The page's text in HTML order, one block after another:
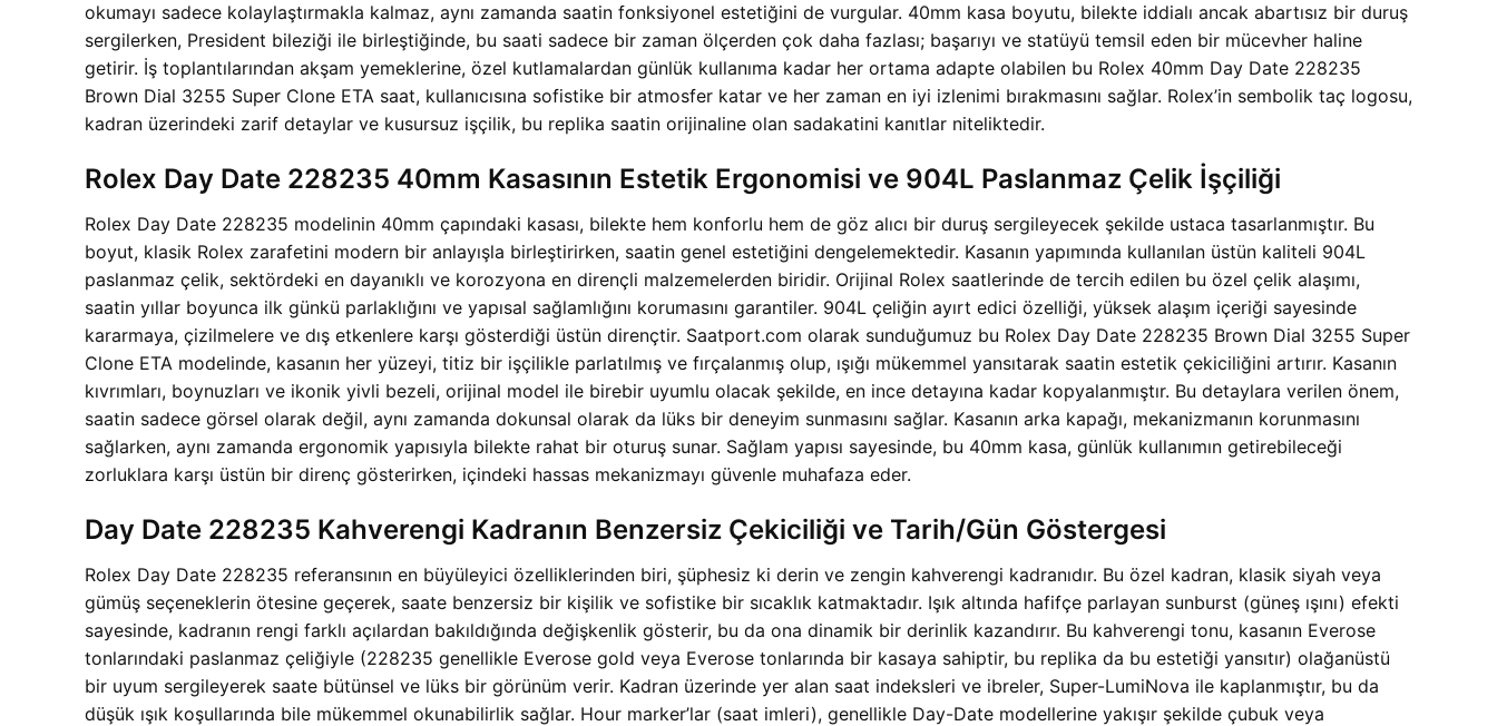
okumayı sadece kolaylaştırmakla kalmaz, aynı zamanda saatin fonksiyonel estetiğini de vurgular. 40mm kasa boyutu, bilekte iddialı ancak abartısız bir duruş
sergilerken, President bileziği ile birleştiğinde, bu saati sadece bir zaman ölçerden çok daha fazlası; başarıyı ve statüyü temsil eden bir mücevher haline
getirir. İş toplantılarından akşam yemeklerine, özel kutlamalardan günlük kullanıma kadar her ortama adapte olabilen bu Rolex 40mm Day Date 228235
Brown Dial 3255 Super Clone ETA saat, kullanıcısına sofistike bir atmosfer katar ve her zaman en iyi izlenimi bırakmasını sağlar. Rolex’in sembolik taç logosu,
kadran üzerindeki zarif detaylar ve kusursuz işçilik, bu replika saatin orijinaline olan sadakatini kanıtlar niteliktedir.
Rolex Day Date 228235 40mm Kasasının Estetik Ergonomisi ve 904L Paslanmaz Çelik İşçiliği
Rolex Day Date 228235 modelinin 40mm çapındaki kasası, bilekte hem konforlu hem de göz alıcı bir duruş sergileyecek şekilde ustaca tasarlanmıştır. Bu
boyut, klasik Rolex zarafetini modern bir anlayışla birleştirirken, saatin genel estetiğini dengelemektedir. Kasanın yapımında kullanılan üstün kaliteli 904L
paslanmaz çelik, sektördeki en dayanıklı ve korozyona en dirençli malzemelerden biridir. Orijinal Rolex saatlerinde de tercih edilen bu özel çelik alaşımı,
saatin yıllar boyunca ilk günkü parlaklığını ve yapısal sağlamlığını korumasını garantiler. 904L çeliğin ayırt edici özelliği, yüksek alaşım içeriği sayesinde
kararmaya, çizilmelere ve dış etkenlere karşı gösterdiği üstün dirençtir. Saatport.com olarak sunduğumuz bu Rolex Day Date 228235 Brown Dial 3255 Super
Clone ETA modelinde, kasanın her yüzeyi, titiz bir işçilikle parlatılmış ve fırçalanmış olup, ışığı mükemmel yansıtarak saatin estetik çekiciliğini artırır. Kasanın
kıvrımları, boynuzları ve ikonik yivli bezeli, orijinal model ile birebir uyumlu olacak şekilde, en ince detayına kadar kopyalanmıştır. Bu detaylara verilen önem,
saatin sadece görsel olarak değil, aynı zamanda dokunsal olarak da lüks bir deneyim sunmasını sağlar. Kasanın arka kapağı, mekanizmanın korunmasını
sağlarken, aynı zamanda ergonomik yapısıyla bilekte rahat bir oturuş sunar. Sağlam yapısı sayesinde, bu 40mm kasa, günlük kullanımın getirebileceği
zorluklara karşı üstün bir direnç gösterirken, içindeki hassas mekanizmayı güvenle muhafaza eder.
Day Date 228235 Kahverengi Kadranın Benzersiz Çekiciliği ve Tarih/Gün Göstergesi
Rolex Day Date 228235 referansının en büyüleyici özelliklerinden biri, şüphesiz ki derin ve zengin kahverengi kadranıdır. Bu özel kadran, klasik siyah veya
gümüş seçeneklerin ötesine geçerek, saate benzersiz bir kişilik ve sofistike bir sıcaklık katmaktadır. Işık altında hafifçe parlayan sunburst (güneş ışını) efekti
sayesinde, kadranın rengi farklı açılardan bakıldığında değişkenlik gösterir, bu da ona dinamik bir derinlik kazandırır. Bu kahverengi tonu, kasanın Everose
tonlarındaki paslanmaz çeliğiyle (228235 genellikle Everose gold veya Everose tonlarında bir kasaya sahiptir, bu replika da bu estetiği yansıtır) olağanüstü
bir uyum sergileyerek saate bütünsel ve lüks bir görünüm verir. Kadran üzerinde yer alan saat indeksleri ve ibreler, Super-LumiNova ile kaplanmıştır, bu da
düşük ışık koşullarında bile mükemmel okunabilirlik sağlar. Hour marker’lar (saat imleri), genellikle Day-Date modellerine yakışır şekilde çubuk veya